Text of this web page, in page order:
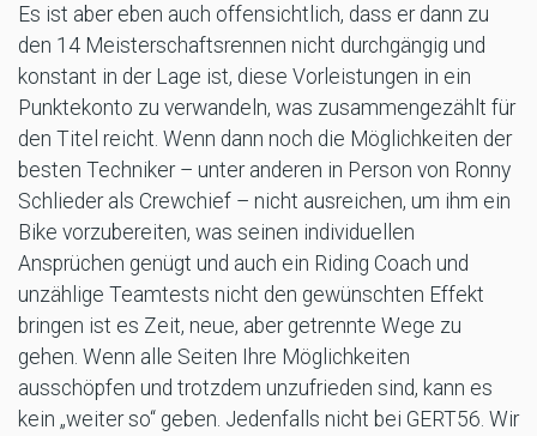
Es ist aber eben auch offensichtlich, dass er dann zu
den 14 Meisterschaftsrennen nicht durchgängig und
konstant in der Lage ist, diese Vorleistungen in ein
Punktekonto zu verwandeln, was zusammengezählt für
den Titel reicht. Wenn dann noch die Möglichkeiten der
besten Techniker – unter anderen in Person von Ronny
Schlieder als Crewchief – nicht ausreichen, um ihm ein
Bike vorzubereiten, was seinen individuellen
Ansprüchen genügt und auch ein Riding Coach und
unzählige Teamtests nicht den gewünschten Effekt
bringen ist es Zeit, neue, aber getrennte Wege zu
gehen. Wenn alle Seiten Ihre Möglichkeiten
ausschöpfen und trotzdem unzufrieden sind, kann es
kein „weiter so“ geben. Jedenfalls nicht bei GERT56. Wir